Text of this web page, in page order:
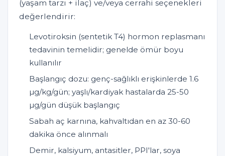
(yaşam tarzı + ilaç) ve/veya cerrahi seçenekleri
değerlendirir:
Levotiroksin (sentetik T4) hormon replasmanı
tedavinin temelidir; genelde ömür boyu
kullanılır
Başlangıç dozu: genç-sağlıklı erişkinlerde 1.6
µg/kg/gün; yaşlı/kardiyak hastalarda 25-50
µg/gün düşük başlangıç
Sabah aç karnına, kahvaltıdan en az 30-60
dakika önce alınmalı
Demir, kalsiyum, antasitler, PPI'lar, soya